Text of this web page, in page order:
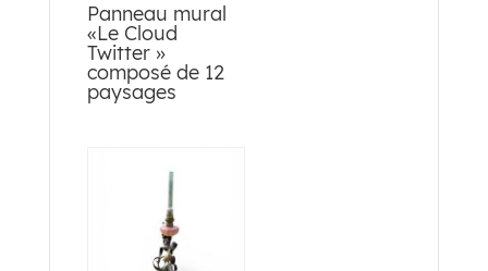
Panneau mural
«Le Cloud
Twitter »
composé de 12
paysages